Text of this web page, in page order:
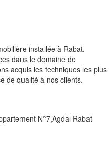
installée à Rabat.
dans le domaine de
acquis les techniques les plus
de qualité à nos clients.
N°7,Agdal Rabat